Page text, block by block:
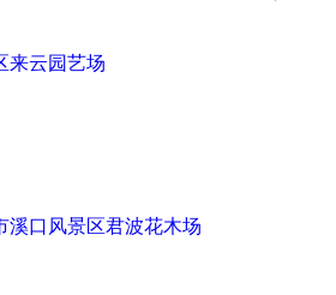
来云园艺场
溪口风景区君波花木场